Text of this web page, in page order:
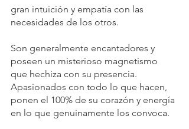
gran intuición y empatía con las
necesidades de los otros.⁠
Son generalmente encantadores y
poseen un misterioso magnetismo
que hechiza con su presencia.
Apasionados con todo lo que hacen,
ponen el 100% de su corazón y energía
en lo que genuinamente los convoca.